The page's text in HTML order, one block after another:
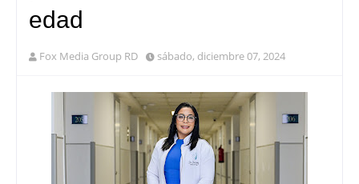
edad
Fox Media Group RD sábado, diciembre 07, 2024